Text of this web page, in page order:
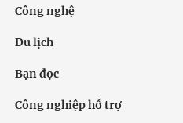
Công nghệ
Du lịch
Bạn đọc
Công nghiệp hỗ trợ